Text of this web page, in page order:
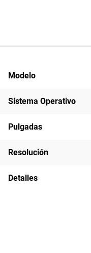
Modelo
Sistema Operativo
Pulgadas
Resolución
Detalles